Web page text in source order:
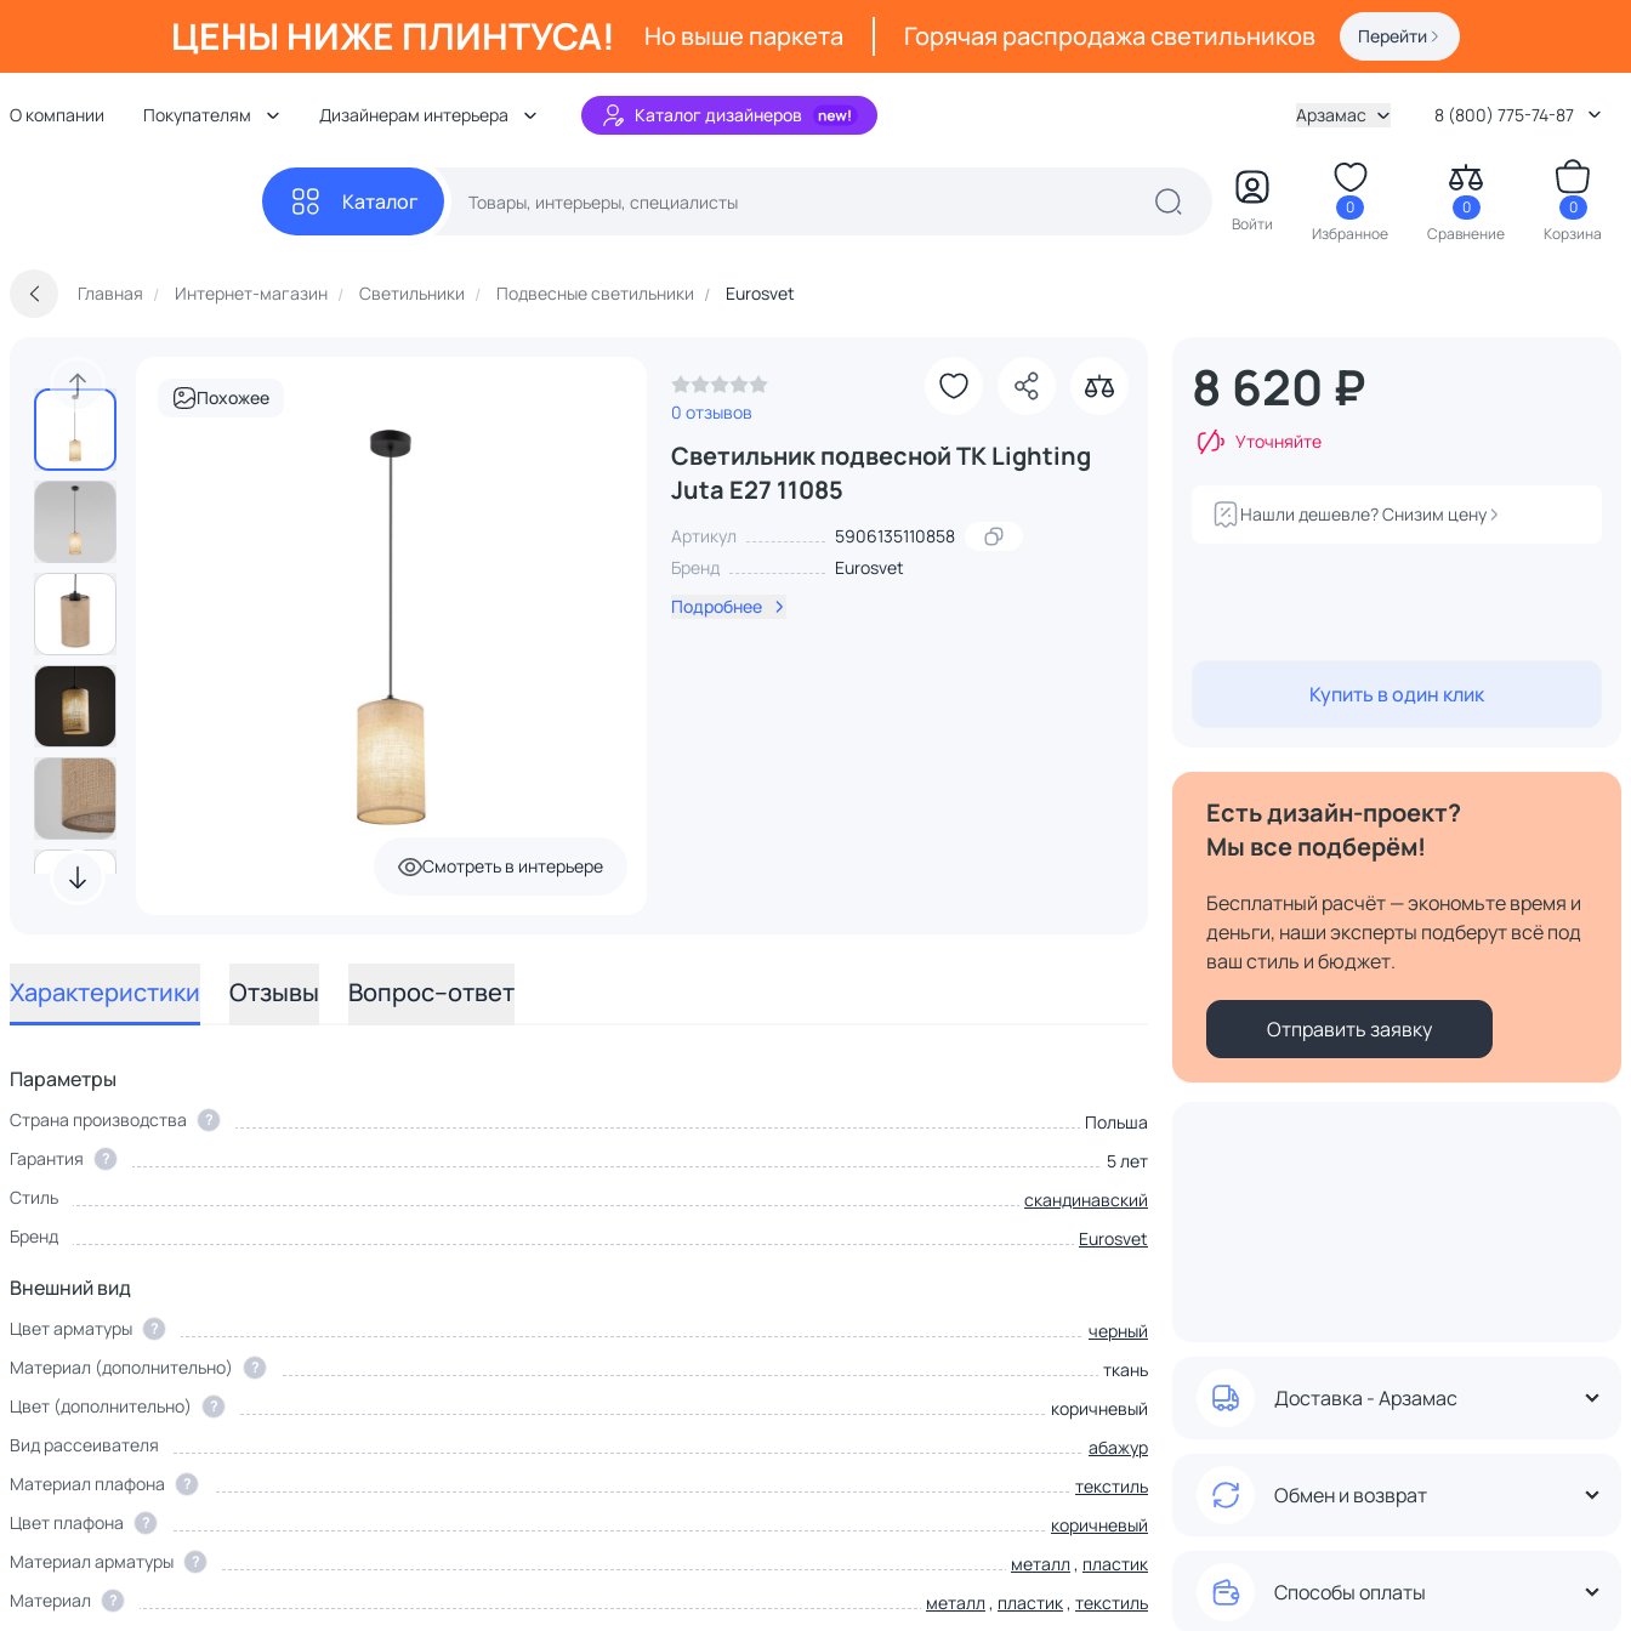
ЦЕНЫ НИЖЕ ПЛИНТУСА! Но выше паркета Горячая распродажа светильников Перейти
О компании Покупателям Дизайнерам интерьера Каталог дизайнеров Арзамас 8 (800) 775-74-87
Каталог
Войти
0
Избранное
0
Сравнение
0
Корзина
Главная Интернет-магазин Светильники Подвесные светильники Eurosvet
Похожее
Смотреть в интерьере
0 отзывов
Светильник подвесной TK Lighting
Juta E27 11085
Артикул
5906135110858
Бренд
Eurosvet
Подробнее
Характеристики Отзывы Вопрос–ответ
Параметры
Страна производства ?
Польша
Гарантия
?
5 лет
Стиль
скандинавский
Бренд
Eurosvet
Внешний вид
Цвет арматуры ?
черный
Материал (дополнительно)
?
ткань
Цвет (дополнительно)
?
коричневый
Вид рассеивателя
абажур
Материал плафона
?
текстиль
Цвет плафона
?
коричневый
Материал арматуры
? металл , пластик
Материал
? металл , пластик, текстиль
8 620 ₽
Уточняйте
Нашли дешевле? Снизим цену
Купить в один клик
Есть дизайн-проект?
Мы все подберём!
Бесплатный расчёт — экономьте время и
деньги, наши эксперты подберут всё под
ваш стиль и бюджет.
Отправить заявку
Доставка - Арзамас
Обмен и возврат
Способы оплаты